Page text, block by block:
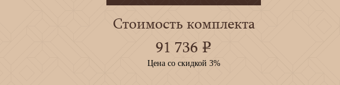
Стоимость комплекта
91 736 e
Цена со скидкой 3%